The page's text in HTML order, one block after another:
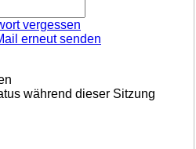
vergessen
erneut senden
während dieser Sitzung